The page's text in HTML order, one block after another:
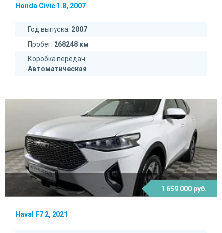
Honda Civic 1.8, 2007
Год выпуска: 2007
Пробег: 268248 км
Коробка передач:
Автоматическая
1 659 000 руб.
Haval F7 2, 2021